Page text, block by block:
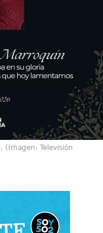
(Imagen: Televisión